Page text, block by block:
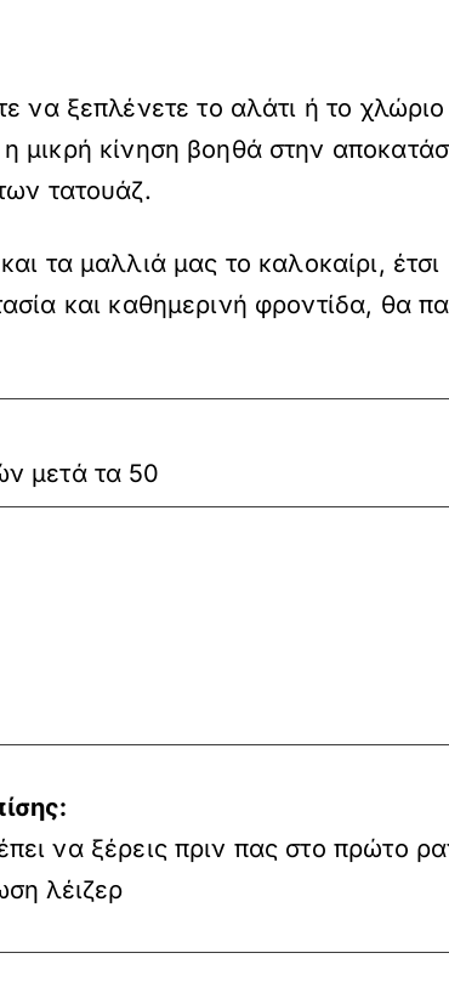
να ξεπλένετε το αλάτι ή το
μικρή κίνηση βοηθά στην
τατουάζ.
τα μαλλιά μας το καλοκαίρι, έτσι
και καθημερινή φροντίδα, θα
μετά τα 50
να ξέρεις πριν πας στο πρώτο
λέιζερ